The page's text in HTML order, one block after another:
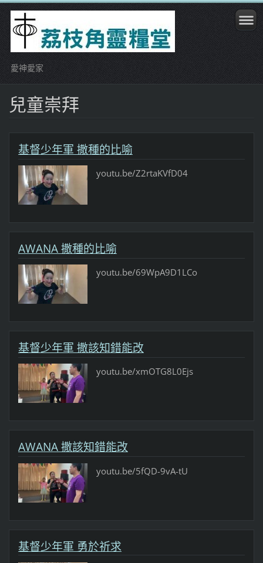
愛神愛家
兒童崇拜
基督少年軍 撒種的比喻
youtu.be/Z2rtaKVfD04
AWANA 撒種的比喻
youtu.be/69WpA9D1LCo
基督少年軍 撒該知錯能改
youtu.be/xmOTG8L0Ejs
AWANA 撒該知錯能改
youtu.be/5fQD-9vA-tU
基督少年軍 勇於祈求